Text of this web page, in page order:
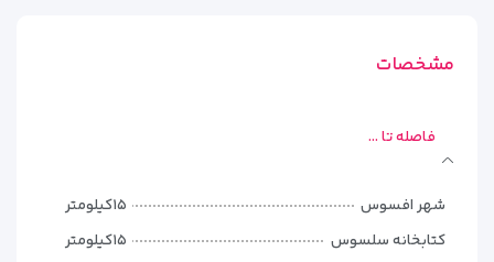
صبحانه هر روز به صورت بوفه باز رایگان برای مهمانان عزیز سرو می
ساحل بانوان حدود 10 دقیقه با ماشین از هتل فاصله دارد.
ساعت ورود و خروج به هتل سیگنیچر بلو ریزورت چه ساعتی است؟
مشخصات
فاصله تا ...
شهر افسوس
۱۵کیلومتر
کتابخانه سلسوس
۱۵کیلومتر